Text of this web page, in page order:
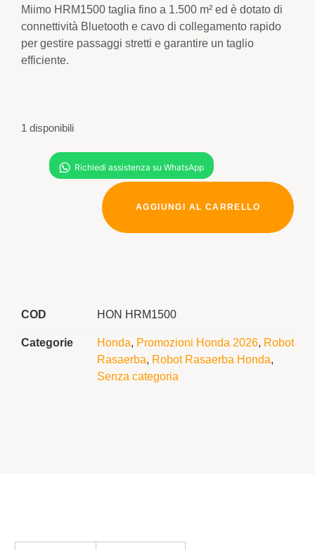
Miimo HRM1500 taglia fino a 1.500 m² ed è dotato di
connettività Bluetooth e cavo di collegamento rapido
per gestire passaggi stretti e garantire un taglio
efficiente.
1 disponibili
AGGIUNGI AL CARRELLO
COD HON HRM1500
Categorie Honda, Promozioni Honda 2026, Robot
Rasaerba, Robot Rasaerba Honda,
Senza categoria